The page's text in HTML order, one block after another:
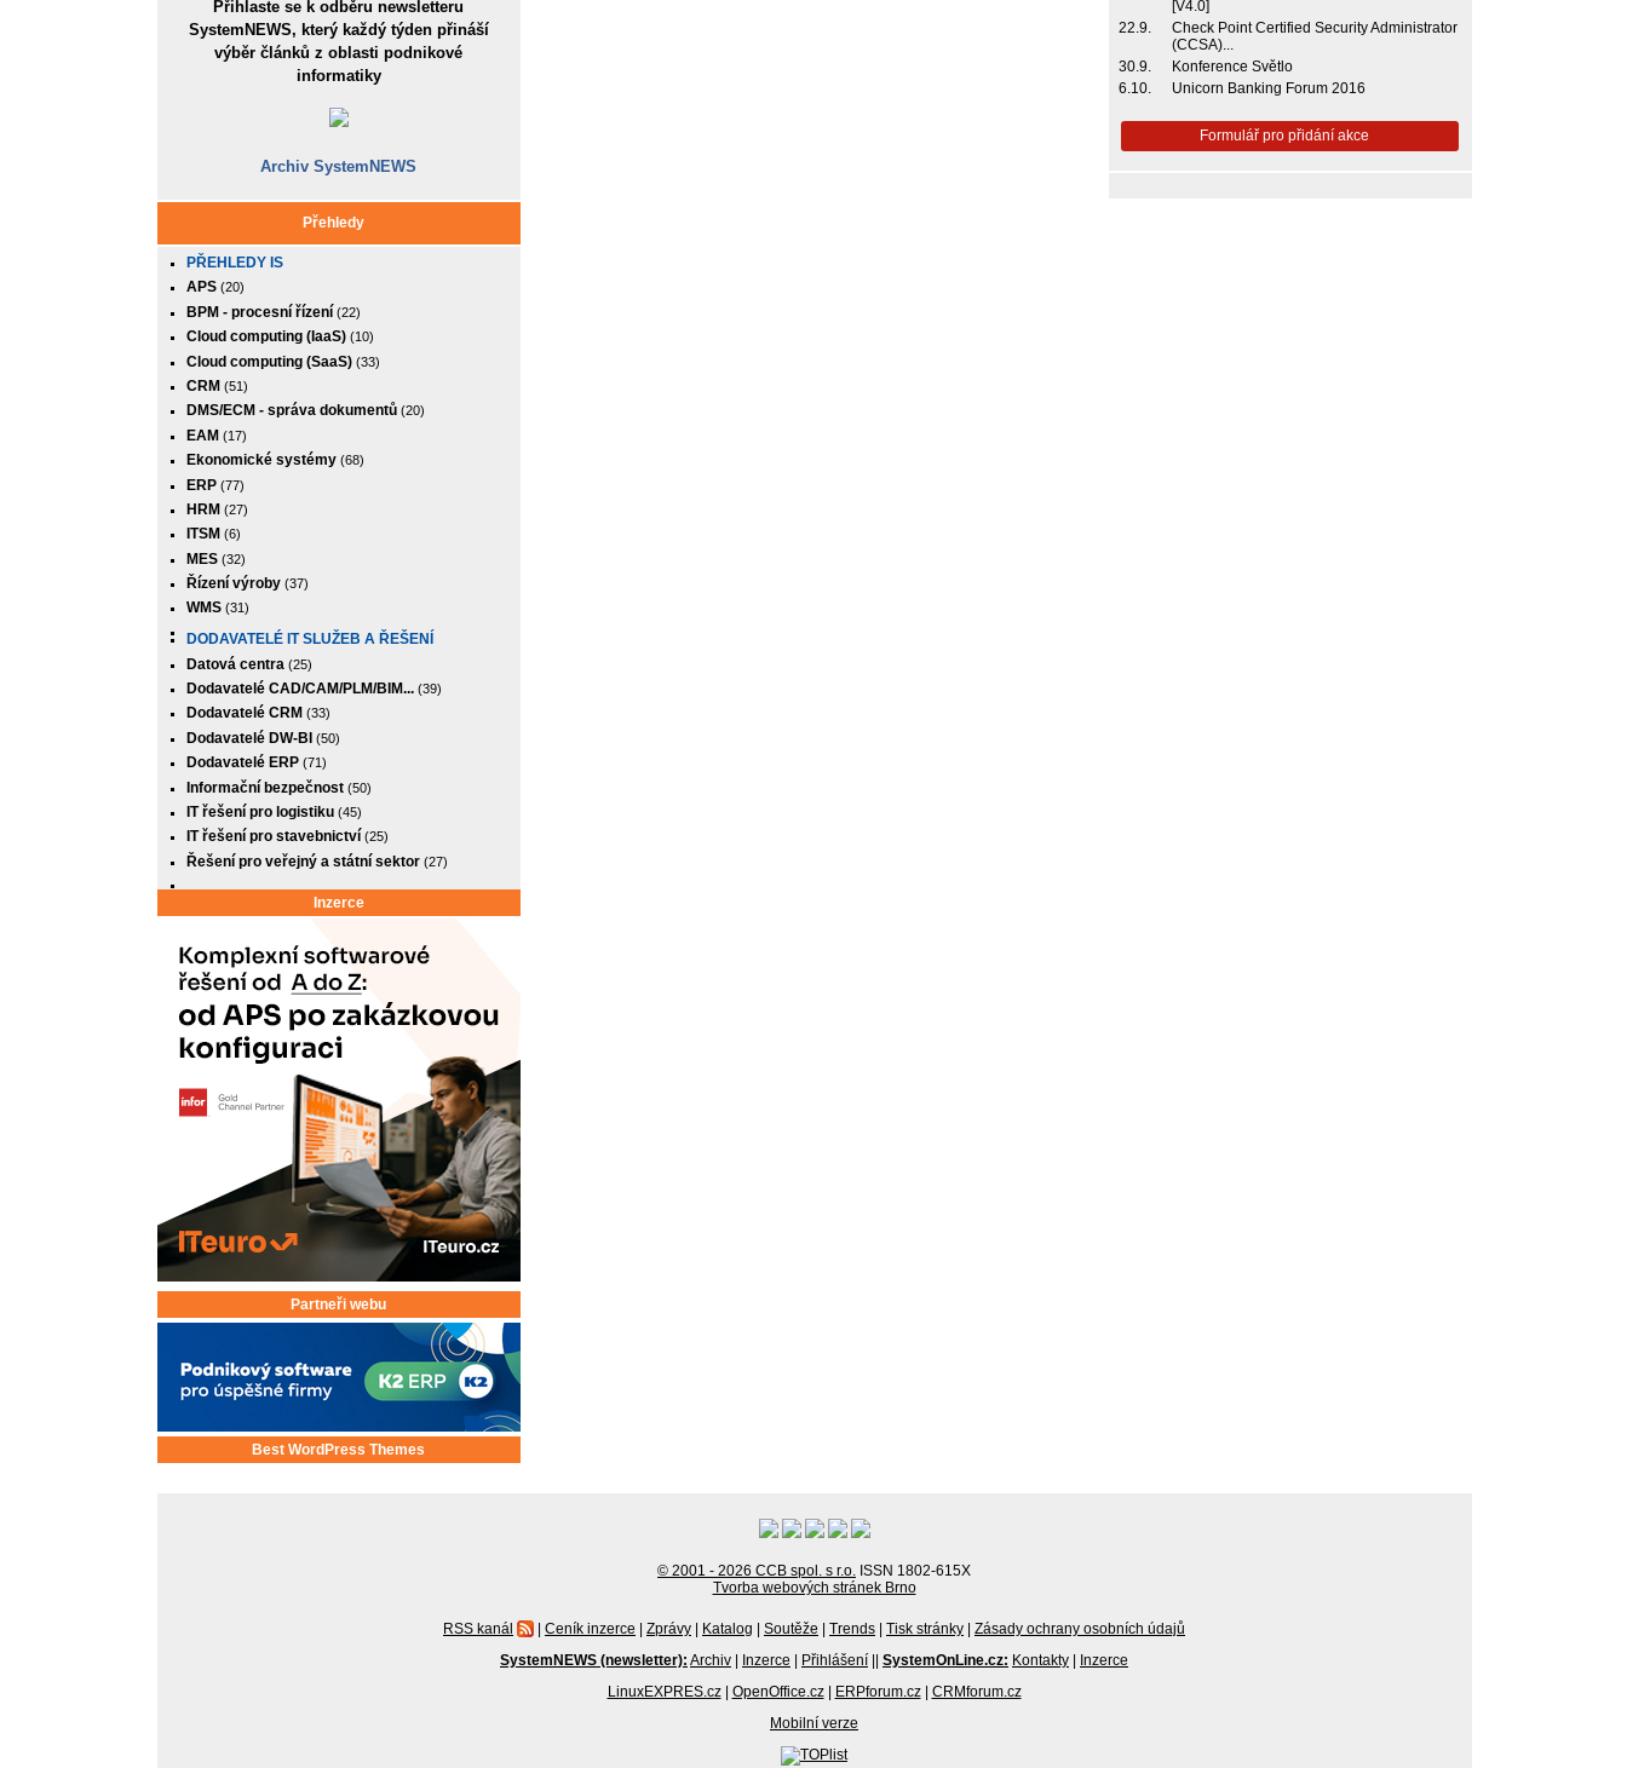
Přihlaste se k odběru newsletteru
SystemNEWS, který každý týden přináší
výběr článků z oblasti podnikové
informatiky
Archiv SystemNEWS
Přehledy
PŘEHLEDY IS
APS(20)
BPM - procesní řízení(22)
Cloud computing (IaaS)(10)
Cloud computing (SaaS)(33)
CRM (51)
DMS/ECM - správa dokumentů(20)
EAM (17)
Ekonomické systémy(68)
ERP(77)
HRM (27)
ITSM (6)
MES(32)
Řízení výroby(37)
WMS(31)
DODAVATELÉ IT SLUŽEB A ŘEŠENÍ
Datová centra (25)
Dodavatelé CAD/CAM/PLM/BIM...(39)
Dodavatelé CRM (33)
Dodavatelé DW-BI (50)
Dodavatelé ERP(71)
Informační bezpečnost(50)
IT řešení pro logistiku(45)
IT řešení pro stavebnictví(25)
Řešení pro veřejný a státní sektor(27)
Inzerce
Partneři webu
Best WordPress Themes
[V4.0]
22.9.
Check Point Certified Security Administrator
(CCSA)...
30.9.
Konference Světlo
6.10.
Unicorn Banking Forum 2016
Formulář pro přidání akce
© 2001 - 2026 CCB spol. s r.o. ISSN 1802-615X
Tvorba webových stránek Brno
RSS kanál | Ceník inzerce | Zprávy | Katalog | Soutěže | Trends | Tisk stránky | Zásady ochrany osobních údajů
SystemNEWS (newsletter): Archiv | Inzerce | Přihlášení || SystemOnLine.cz: Kontakty | Inzerce
LinuxEXPRES.cz | OpenOffice.cz | ERPforum.cz | CRMforum.cz
Mobilní verze